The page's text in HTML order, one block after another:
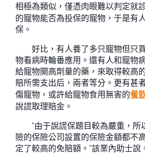
相極為類似，僅憑肉眼難以判定就
的寵物能否為投保的寵物，于是有
保。
好比，有人養了多只寵物但只
物看病時輪番應用。還有人和寵物
給寵物開高劑量的藥，來取得較高
賠所需支出后，兩者等分。更有甚
傷寵物，或許給寵物食用無害的餐
說謊取理賠金。
“由于說謊保題目較為嚴重，所
險的保險公司設置的保險金額都不
定了較高的免賠額。”該業內助士說